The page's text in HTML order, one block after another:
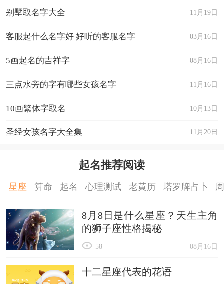
11月19日
别墅取名字大全
03月16日
客服起什么名字好 好听的客服名字
08月16日
5画起名的吉祥字
11月16日
三点水旁的字有哪些女孩名字
10月13日
10画繁体字取名
11月20日
圣经女孩名字大全集
起名推荐阅读
星座 算命 起名 心理测试 老黄历 塔罗牌占卜
8月8日是什么星座？天生主角
的狮子座性格揭秘
08月16日
58
十二星座代表的花语